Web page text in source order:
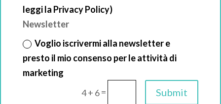
leggi la Privacy Policy)
Newsletter
Voglio iscrivermi alla newsletter e
presto il mio consenso per le attività di
marketing
4 + 6= Submit